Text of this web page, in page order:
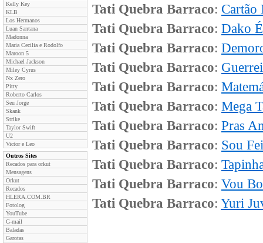
Kelly Key
KLB
Los Hermanos
Luan Santana
Madonna
Maria Cecilia e Rodolfo
Maroon 5
Michael Jackson
Miley Cyrus
Nx Zero
Pitty
Roberto Carlos
Seu Jorge
Skank
Strike
Taylor Swift
U2
Victor e Leo
Outros Sites
Recados para orkut
Mensagens
Orkut
Recados
HLERA.COM.BR
Fotolog
YouTube
G-mail
Baladas
Garotas
Tati Quebra Barraco: Cartão
Tati Quebra Barraco: Dako
Tati Quebra Barraco:
Tati Quebra Barraco:
Tati Quebra Barraco:
Tati Quebra Barraco: Mega
Tati Quebra Barraco: Pras
Tati Quebra Barraco: Sou
Tati Quebra Barraco:
Tati Quebra Barraco: Vou
Tati Quebra Barraco: Yuri